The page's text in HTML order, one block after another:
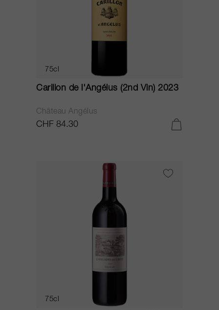
75cl
Carillon de l'Angélus (2nd Vin) 2023
Château Angélus
CHF 84.30
75cl